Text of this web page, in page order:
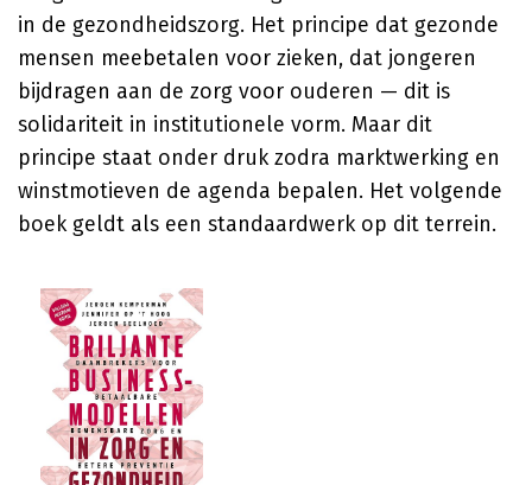
in de gezondheidszorg. Het principe dat gezonde
mensen meebetalen voor zieken, dat jongeren
bijdragen aan de zorg voor ouderen — dit is
solidariteit in institutionele vorm. Maar dit
principe staat onder druk zodra marktwerking en
winstmotieven de agenda bepalen. Het volgende
boek geldt als een standaardwerk op dit terrein.